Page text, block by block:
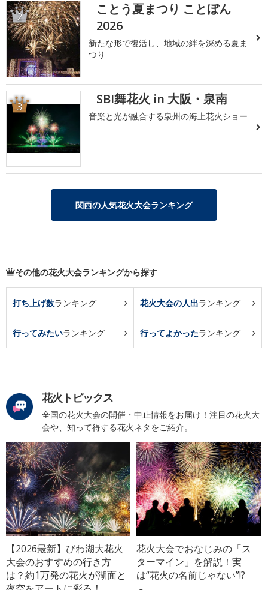
2
ことう夏まつり ことぼん
2026
新たな形で復活し、地域の絆を深める夏ま
つり
3 SBI舞花火 in 大阪・泉南
音楽と光が融合する泉州の海上花火ショー
関西の人気花火大会ランキング
その他の花火大会ランキングから探す
打ち上げ数ランキング 花火大会の人出ランキング
行ってみたいランキング 行ってよかったランキング
花火トピックス
全国の花火大会の開催・中止情報をお届け！注目の花火大
会や、知って得する花火ネタをご紹介。
【2026最新】びわ湖大花火
大会のおすすめの行き方
は？約1万発の花火が湖面と
花火大会でおなじみの「ス
ターマイン」を解説！実
は“花火の名前じゃない”!?